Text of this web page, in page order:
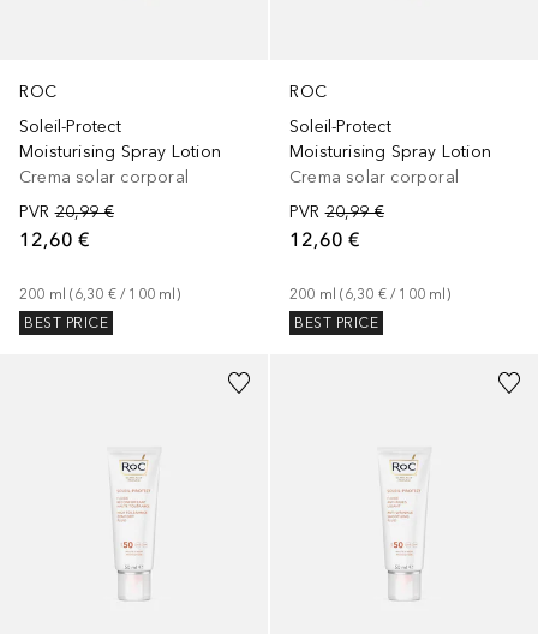
ROC
Soleil-Protect
Moisturising Spray Lotion
Crema solar corporal
PVR 20,99 €
12,60 €
200 ml (6,30 € / 100 ml )
BEST PRICE
ROC
Soleil-Protect
Moisturising Spray Lotion
Crema solar corporal
PVR 20,99 €
12,60 €
200 ml (6,30 € / 100 ml )
BEST PRICE